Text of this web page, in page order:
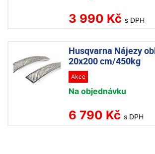
3 990 Kč s DPH
Husqvarna Nájezy
20x200 cm/450kg
Akce
Na objednávku
6 790 Kč s DPH